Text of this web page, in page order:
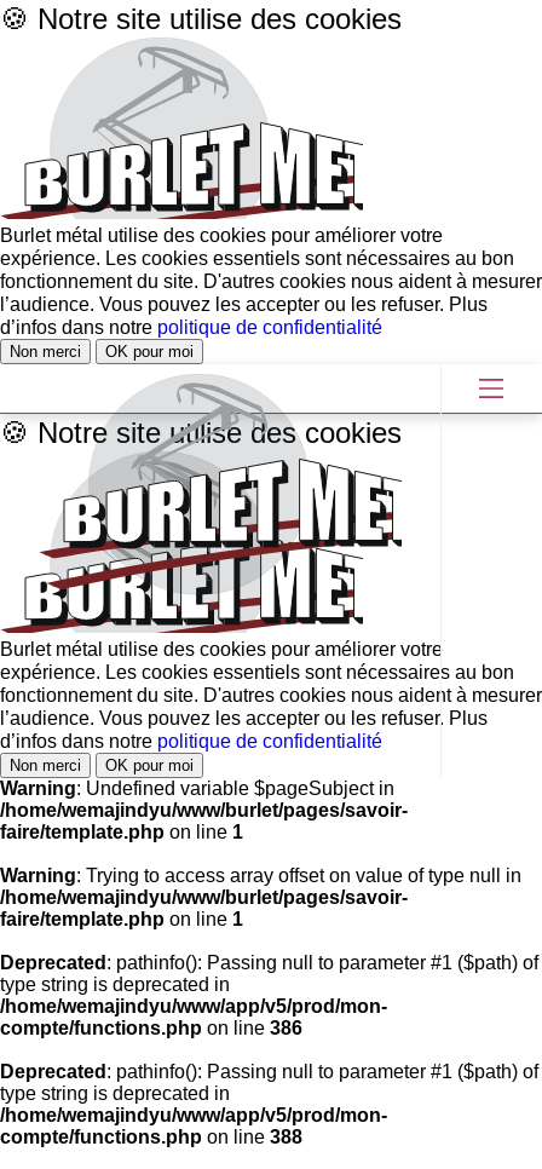
🍪 Notre site utilise des cookies
Burlet métal utilise des cookies pour améliorer votre
expérience. Les cookies essentiels sont nécessaires au bon
fonctionnement du site. D'autres cookies nous aident à mesurer
l’audience. Vous pouvez les accepter ou les refuser. Plus
d’infos dans notre politique de confidentialité
Non merci OK pour moi
🍪 Notre site utilise des cookies
Burlet métal utilise des cookies pour améliorer votre
expérience. Les cookies essentiels sont nécessaires au bon
fonctionnement du site. D'autres cookies nous aident à mesurer
l’audience. Vous pouvez les accepter ou les refuser. Plus
d’infos dans notre politique de confidentialité
Non merci OK pour moi
Warning: Undefined variable $pageSubject in
/home/wemajindyu/www/burlet/pages/savoir-
faire/template.php on line 1
Warning: Trying to access array offset on value of type null in
/home/wemajindyu/www/burlet/pages/savoir-
faire/template.php on line 1
Deprecated : pathinfo(): Passing null to parameter #1 ($path) of
type string is deprecated in
/home/wemajindyu/www/app/v5/prod/mon-
compte/functions.php on line 386
Deprecated : pathinfo(): Passing null to parameter #1 ($path) of
type string is deprecated in
/home/wemajindyu/www/app/v5/prod/mon-
compte/functions.php on line 388